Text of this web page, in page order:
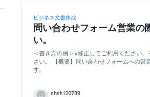
ビジネス文書作成
問い合わせフォーム営業の
い。
＜書き方の例＞※修正してご利用ください
さい。 【概要】問い合わせフォームへの営業に使用するの文章についてお願いできればと思いま
す。
shsh120789